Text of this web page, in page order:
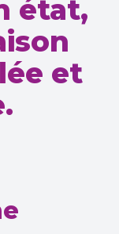
état,
et